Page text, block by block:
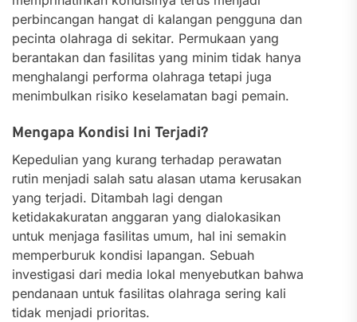
perbincangan hangat di kalangan pengguna dan
pecinta olahraga di sekitar. Permukaan yang
berantakan dan fasilitas yang minim tidak hanya
menghalangi performa olahraga tetapi juga
menimbulkan risiko keselamatan bagi pemain.
Mengapa Kondisi Ini Terjadi?
Kepedulian yang kurang terhadap perawatan
rutin menjadi salah satu alasan utama kerusakan
yang terjadi. Ditambah lagi dengan
ketidakakuratan anggaran yang dialokasikan
untuk menjaga fasilitas umum, hal ini semakin
memperburuk kondisi lapangan. Sebuah
investigasi dari media lokal menyebutkan bahwa
pendanaan untuk fasilitas olahraga sering kali
tidak menjadi prioritas.